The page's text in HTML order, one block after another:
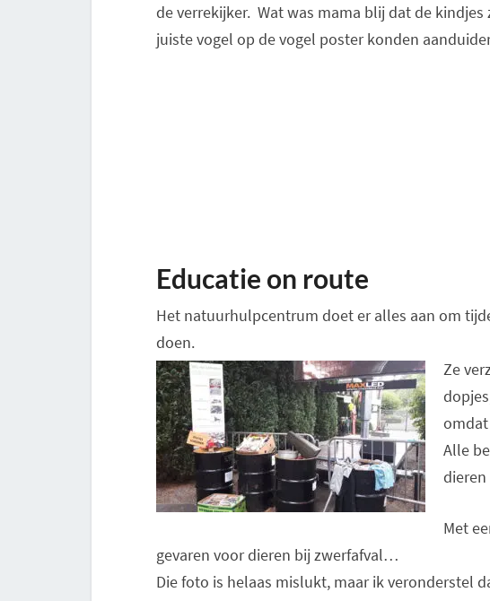
de verrekijker. Wat was mama blij dat de kindjes
juiste vogel op de vogel poster konden
Educatie on route
Het natuurhulpcentrum doet er alles aan om
doen.
Ze
Alle
Met
gevaren voor dieren bij zwerfafval…
Die foto is helaas mislukt, maar ik veronderstel